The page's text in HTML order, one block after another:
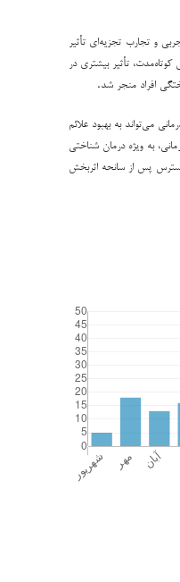
و تجارب تجزیه‌ای تأثیر
تأثیر بیشتری در
افراد منجر شد.
می‌تواند به بهبود علائم
به ویژه درمان شناختی
پس از سانحه اثربخش